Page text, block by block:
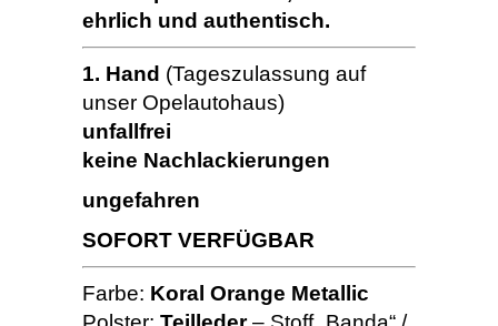
ehrlich und authentisch.
1. Hand (Tageszulassung auf
unser Opelautohaus)
unfallfrei
keine Nachlackierungen
ungefahren
SOFORT VERFÜGBAR
Farbe: Koral Orange Metallic